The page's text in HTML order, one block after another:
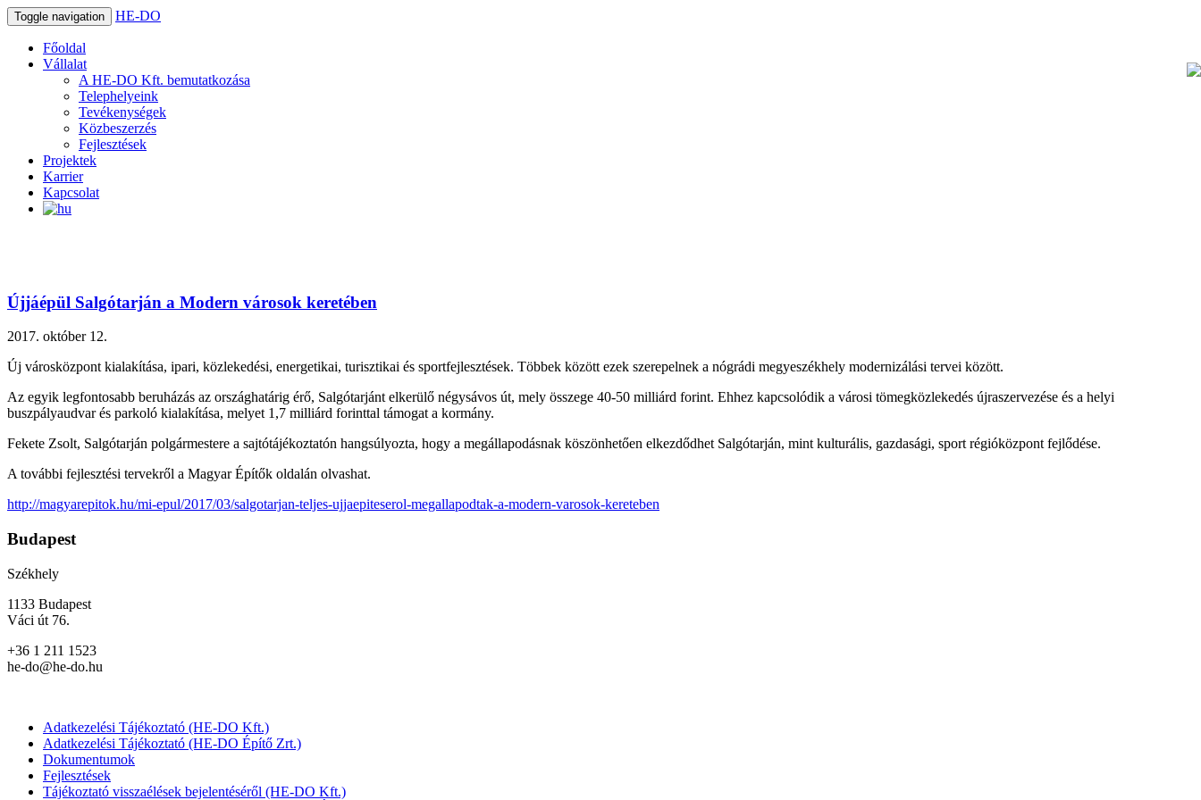
Toggle navigation HE-DO
Főoldal
Vállalat
A HE-DO Kft. bemutatkozása
Telephelyeink
Tevékenységek
Közbeszerzés
Fejlesztések
Projektek
Karrier
Kapcsolat
Újjáépül Salgótarján a Modern városok keretében
2017. október 12.
Új városközpont kialakítása, ipari, közlekedési, energetikai, turisztikai és sportfejlesztések. Többek között ezek szerepelnek a nógrádi megyeszékhely modernizálási tervei között.
Az egyik legfontosabb beruházás az országhatárig érő, Salgótarjánt elkerülő négysávos út, mely összege 40-50 milliárd forint. Ehhez kapcsolódik a városi tömegközlekedés újraszervezése és a helyi
buszpályaudvar és parkoló kialakítása, melyet 1,7 milliárd forinttal támogat a kormány.
Fekete Zsolt, Salgótarján polgármestere a sajtótájékoztatón hangsúlyozta, hogy a megállapodásnak köszönhetően elkezdődhet Salgótarján, mint kulturális, gazdasági, sport régióközpont fejlődése.
A további fejlesztési tervekről a Magyar Építők oldalán olvashat.
http://magyarepitok.hu/mi-epul/2017/03/salgotarjan-teljes-ujjaepiteserol-megallapodtak-a-modern-varosok-kereteben
Budapest
Székhely
1133 Budapest
Váci út 76.
+36 1 211 1523
he-do@he-do.hu
Adatkezelési Tájékoztató (HE-DO Kft.)
Adatkezelési Tájékoztató (HE-DO Építő Zrt.)
Dokumentumok
Fejlesztések
Tájékoztató visszaélések bejelentéséről (HE-DO Kft.)